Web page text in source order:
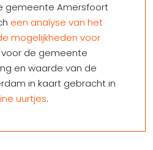
gemeente Amersfoort
een analyse van het
mogelijkheden voor
voor de gemeente
en waarde van de
in kaart gebracht in
uurtjes.